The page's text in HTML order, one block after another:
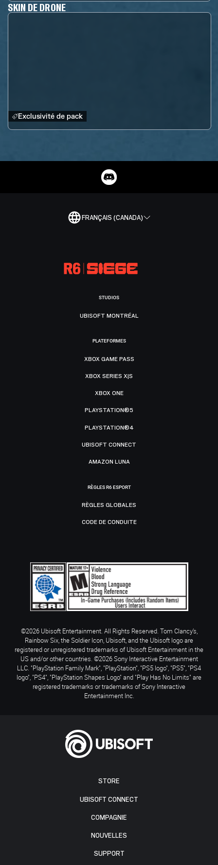
SKIN DE DRONE
Exclusivité de pack
FRANÇAIS (CANADA)
STORE
UBISOFT CONNECT
COMPAGNIE
NOUVELLES
SUPPORT
STUDIOS
UBISOFT MONTRÉAL
PLATEFORMES
XBOX GAME PASS
XBOX SERIES X|S
XBOX ONE
PLAYSTATION®5
PLAYSTATION®4
UBISOFT CONNECT
AMAZON LUNA
RÈGLES R6 ESPORT
RÈGLES GLOBALES
CODE DE CONDUITE
©2026 Ubisoft Entertainment. All Rights Reserved. Tom Clancy’s,
Rainbow Six, the Soldier Icon, Ubisoft, and the Ubisoft logo are
registered or unregistered trademarks of Ubisoft Entertainment in the
US and/or other countries. ©2026 Sony Interactive Entertainment
LLC. "PlayStation Family Mark", "PlayStation", "PS5 logo", "PS5", "PS4
logo", "PS4", "PlayStation Shapes Logo" and "Play Has No Limits" are
registered trademarks or trademarks of Sony Interactive
Entertainment Inc.